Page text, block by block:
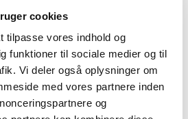
cookies
tilpasse vores indhold og
funktioner til sociale medier og til
Vi deler også oplysninger om
med vores partnere inden
og
udholdenhed, vil jeg også
time, som skal komme over hele
der bor på jorden. Jeg kommer
du har, for at ingen skal tage din
vil jeg gøre til en søjle i min
aldrig mere fjernes, og på ham